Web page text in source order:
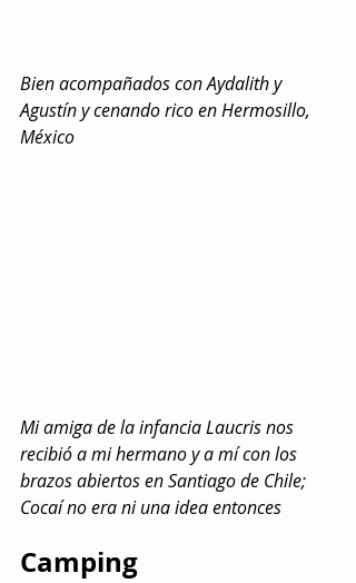
Bien acompañados con Aydalith y
Agustín y cenando rico en Hermosillo,
México
Mi amiga de la infancia Laucris nos
recibió a mi hermano y a mí con los
brazos abiertos en Santiago de Chile;
Cocaí no era ni una idea entonces
Camping